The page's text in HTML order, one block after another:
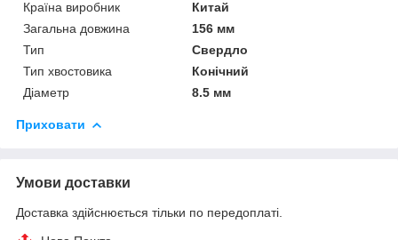
Країна виробник
Китай
Загальна довжина
156 мм
Тип
Свердло
Тип хвостовика
Конічний
Діаметр
8.5 мм
Приховати
Умови доставки
Доставка здійснюється тільки по передоплаті.